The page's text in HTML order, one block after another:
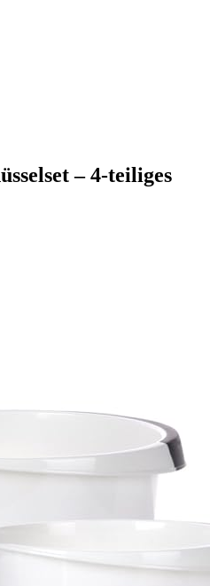
– 4-teiliges